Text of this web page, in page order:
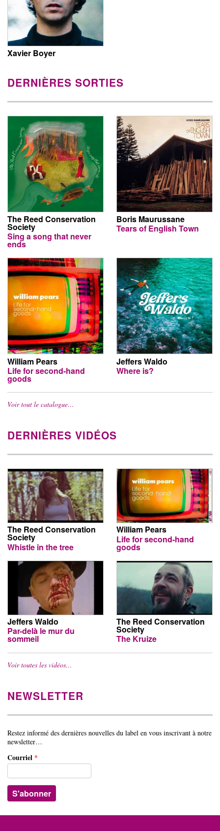
Xavier Boyer
DERNIÈRES SORTIES
The Reed Conservation
Society
Sing a song that never
ends
Boris Maurussane
Tears of English Town
William Pears
Life for second-hand
goods
Jeffers Waldo
Where is?
Voir tout le catalogue…
DERNIÈRES VIDÉOS
The Reed Conservation
Society
Whistle in the tree
William Pears
Life for second-hand
goods
Jeffers Waldo
Par-delà le mur du
sommeil
The Reed Conservation
Society
The Kruize
Voir toutes les vidéos…
NEWSLETTER
Restez informé des dernières nouvelles du label en vous inscrivant à notre
newsletter…
Courriel *